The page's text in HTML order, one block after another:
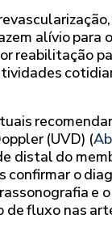
alívio para
reabilitação
(UVD) (
do
o
e
fluxo nas